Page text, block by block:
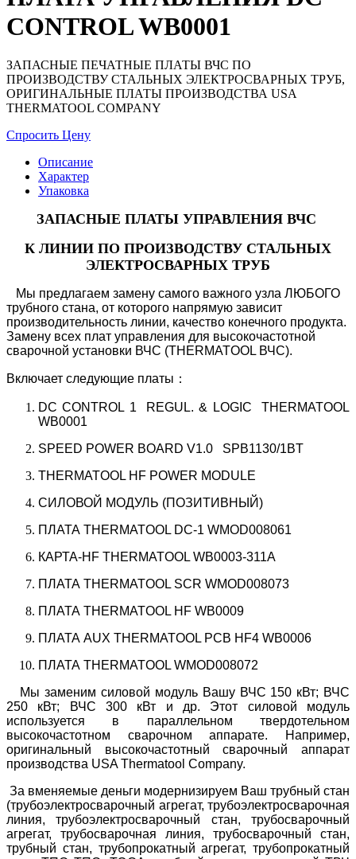
CONTROL WB0001
ЗАПАСНЫЕ ПЕЧАТНЫЕ ПЛАТЫ ВЧС ПО
ПРОИЗВОДСТВУ СТАЛЬНЫХ ЭЛЕКТРОСВАРНЫХ ТРУБ,
ОРИГИНАЛЬНЫЕ ПЛАТЫ ПРОИЗВОДСТВА USA
THERMATOOL COMPANY
Спросить Цену
Описание
Характер
Упаковка
ЗАПАСНЫЕ ПЛАТЫ УПРАВЛЕНИЯ ВЧС
К ЛИНИИ ПО ПРОИЗВОДСТВУ СТАЛЬНЫХ
ЭЛЕКТРОСВАРНЫХ ТРУБ
Мы предлагаем замену самого важного узла ЛЮБОГО
трубного стана, от которого напрямую зависит
производительность линии, качество конечного продукта.
Замену всех плат управления для высокочастотной
сварочной установки ВЧС (THERMATOOL ВЧС).
Включает следующие платы：
DC CONTROL 1 REGUL. & LOGIC THERMATOOL
WB0001
SPEED POWER BOARD V1.0 SPB1130/1BT
THERMATOOL HF POWER MODULE
СИЛОВОЙ МОДУЛЬ (ПОЗИТИВНЫЙ)
ПЛАТА THERMATOOL DC-1 WMOD008061
КАРТА-HF THERMATOOL WB0003-311A
ПЛАТА THERMATOOL SCR WMOD008073
ПЛАТА THERMATOOL HF WB0009
ПЛАТА AUX THERMATOOL PCB HF4 WB0006
ПЛАТА THERMATOOL WMOD008072
Мы заменим силовой модуль Вашу ВЧС 150 кВт; ВЧС
250 кВт; ВЧС 300 кВт и др. Этот силовой модуль
используется в параллельном твердотельном
высокочастотном сварочном аппарате. Например,
оригинальный высокочастотный сварочный аппарат
производства USA Thermatool Company.
За вменяемые деньги модернизируем Ваш трубный стан
(трубоэлектросварочный агрегат, трубоэлектросварочная
линия, трубоэлектросварочный стан, трубосварочный
агрегат, трубосварочная линия, трубосварочный стан,
трубный стан, трубопрокатный агрегат, трубопрокатный